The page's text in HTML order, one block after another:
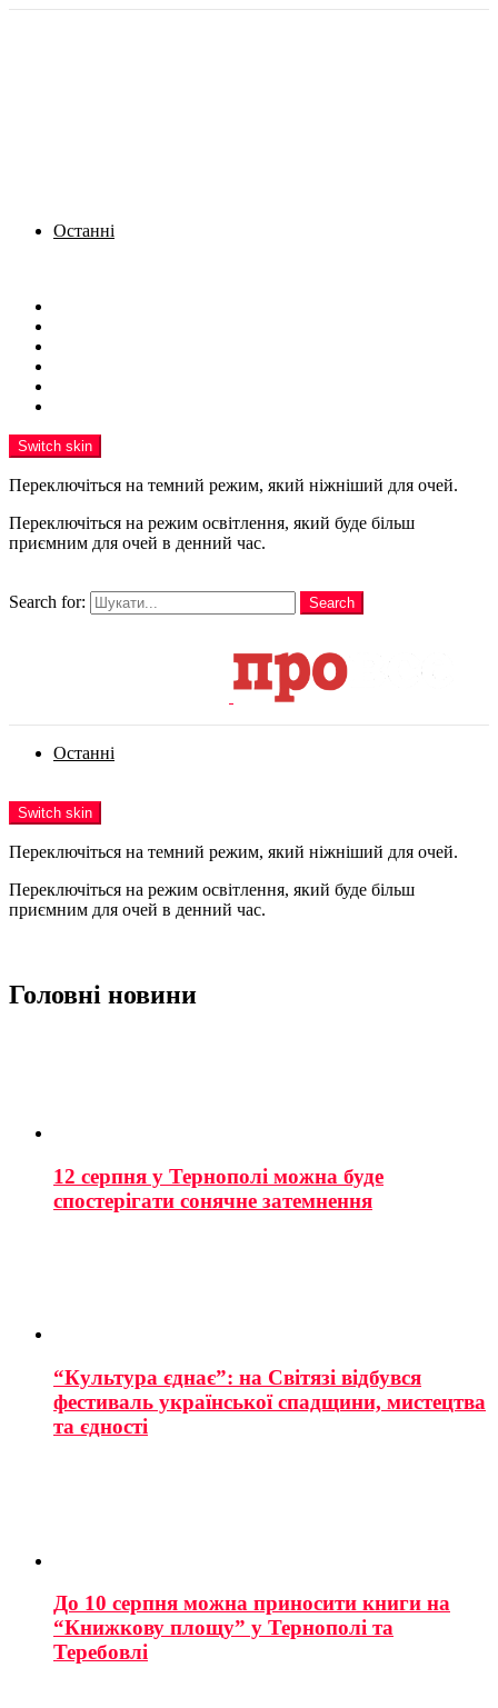
Останні
Switch skin
Переключіться на темний режим, який ніжніший для очей.
Переключіться на режим освітлення, який буде більш
приємним для очей в денний час.
Search for:
Search
Останні
Switch skin
Переключіться на темний режим, який ніжніший для очей.
Переключіться на режим освітлення, який буде більш
приємним для очей в денний час.
Головні новини
12 серпня у Тернополі можна буде
спостерігати сонячне затемнення
“Культура єднає”: на Світязі відбувся
фестиваль української спадщини, мистецтва
та єдності
До 10 серпня можна приносити книги на
“Книжкову площу” у Тернополі та
Теребовлі